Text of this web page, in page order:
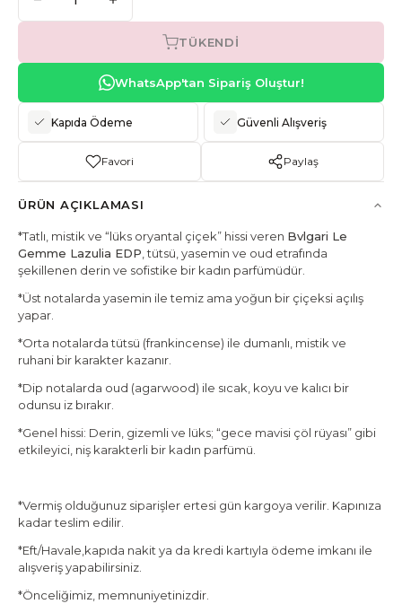
TÜKENDI
WhatsApp'tan Sipariş Oluştur!
Kapıda Ödeme Güvenli Alışveriş
Favori Paylaş
ÜRÜN AÇIKLAMASI
*Tatlı, mistik ve “lüks oryantal çiçek” hissi veren Bvlgari Le
Gemme Lazulia EDP, tütsü, yasemin ve oud etrafında
şekillenen derin ve sofistike bir kadın parfümüdür.
*Üst notalarda yasemin ile temiz ama yoğun bir çiçeksi açılış
yapar.
*Orta notalarda tütsü (frankincense) ile dumanlı, mistik ve
ruhani bir karakter kazanır.
*Dip notalarda oud (agarwood) ile sıcak, koyu ve kalıcı bir
odunsu iz bırakır.
*Genel hissi: Derin, gizemli ve lüks; “gece mavisi çöl rüyası” gibi
etkileyici, niş karakterli bir kadın parfümü.
*Vermiş olduğunuz siparişler ertesi gün kargoya verilir. Kapınıza
kadar teslim edilir.
*Eft/Havale,kapıda nakit ya da kredi kartıyla ödeme imkanı ile
alışveriş yapabilirsiniz.
*Önceliğimiz, memnuniyetinizdir.